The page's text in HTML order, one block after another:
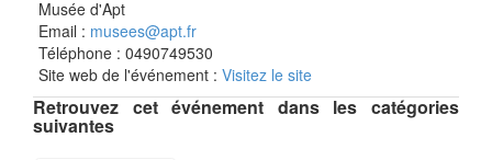
Musée d'Apt
Email : musees@apt.fr
Téléphone : 0490749530
Site web de l'événement : Visitez le site
Retrouvez cet événement dans les catégories
suivantes